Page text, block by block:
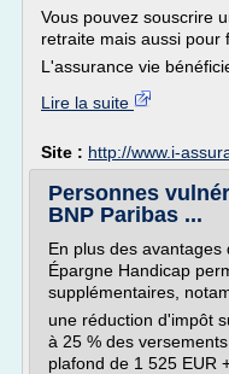
Vous pouvez souscrire
retraite mais aussi pour
L'assurance vie
Lire la suite
Site : http://www.i-
Personnes
BNP Paribas ...
En plus des
Épargne Handicap
supplémentaires,
une réduction d'impôt
à 25 % des
plafond de 1 525 EUR